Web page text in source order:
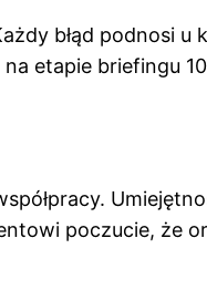
błąd podnosi u
etapie briefingu
poczucie, że